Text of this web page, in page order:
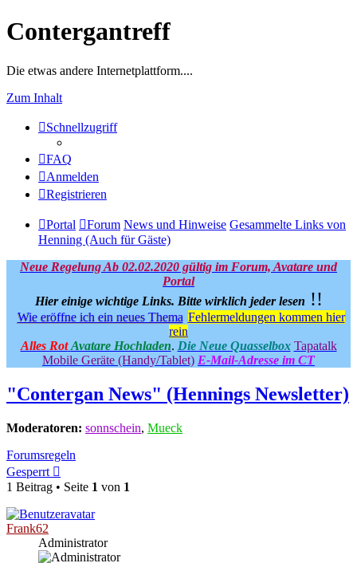
Contergantreff
Die etwas andere Internetplattform....
Zum Inhalt
Schnellzugriff
FAQ
Anmelden
Registrieren
Portal Forum News und Hinweise Gesammelte Links von
Henning (Auch für Gäste)
Neue Regelung Ab 02.02.2020 gültig im Forum, Avatare und
Portal
Hier einige wichtige Links. Bitte wirklich jeder lesen !!
Wie eröffne ich ein neues Thema Fehlermeldungen kommen hier
rein
Alles Rot Avatare Hochladen. Die Neue Quasselbox Tapatalk
Mobile Geräte (Handy/Tablet) E-Mail-Adresse im CT
"Contergan News" (Hennings Newsletter)
Moderatoren: sonnschein, Mueck
Forumsregeln
Gesperrt
1 Beitrag • Seite 1 von 1
Frank62
Administrator